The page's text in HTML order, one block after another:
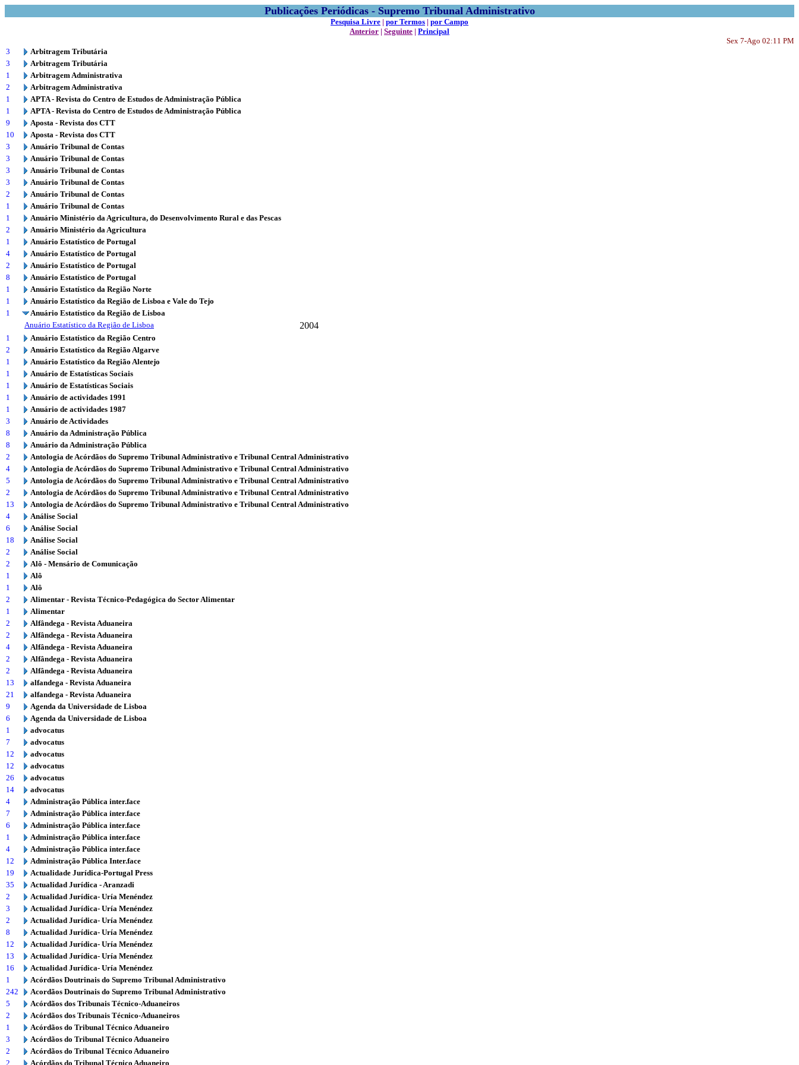
Publicações Periódicas - Supremo Tribunal Administrativo
Pesquisa Livre | por Termos | por Campo
Anterior | Seguinte | Principal
Sex 7-Ago 02:11 PM
3
Arbitragem Tributária
3
Arbitragem Tributária
1
Arbitragem Administrativa
2
Arbitragem Administrativa
1
APTA - Revista do Centro de Estudos de Administração Pública
1
APTA - Revista do Centro de Estudos de Administração Pública
9
Aposta - Revista dos CTT
10
Aposta - Revista dos CTT
3
Anuário Tribunal de Contas
3
Anuário Tribunal de Contas
3
Anuário Tribunal de Contas
3
Anuário Tribunal de Contas
2
Anuário Tribunal de Contas
1
Anuário Tribunal de Contas
1
Anuário Ministério da Agricultura, do Desenvolvimento Rural e das Pescas
2
Anuário Ministério da Agricultura
1
Anuário Estatístico de Portugal
4
Anuário Estatístico de Portugal
2
Anuário Estatístico de Portugal
8
Anuário Estatístico de Portugal
1
Anuário Estatístico da Região Norte
1
Anuário Estatístico da Região de Lisboa e Vale do Tejo
1
Anuário Estatístico da Região de Lisboa
Anuário Estatístico da Região de Lisboa
2004
1
Anuário Estatístico da Região Centro
2
Anuário Estatístico da Região Algarve
1
Anuário Estatístico da Região Alentejo
1
Anuário de Estatísticas Sociais
1
Anuário de Estatísticas Sociais
1
Anuário de actividades 1991
1
Anuário de actividades 1987
3
Anuário de Actividades
8
Anuário da Administração Pública
8
Anuário da Administração Pública
2
Antologia de Acórdãos do Supremo Tribunal Administrativo e Tribunal Central Administrativo
4
Antologia de Acórdãos do Supremo Tribunal Administrativo e Tribunal Central Administrativo
5
Antologia de Acórdãos do Supremo Tribunal Administrativo e Tribunal Central Administrativo
2
Antologia de Acórdãos do Supremo Tribunal Administrativo e Tribunal Central Administrativo
13
Antologia de Acórdãos do Supremo Tribunal Administrativo e Tribunal Central Administrativo
4
Análise Social
6
Análise Social
18
Análise Social
2
Análise Social
2
Alô - Mensário de Comunicação
1
Alô
1
Alô
2
Alimentar - Revista Técnico-Pedagógica do Sector Alimentar
1
Alimentar
2
Alfândega - Revista Aduaneira
2
Alfândega - Revista Aduaneira
4
Alfândega - Revista Aduaneira
2
Alfândega - Revista Aduaneira
2
Alfândega - Revista Aduaneira
13
alfandega - Revista Aduaneira
21
alfandega - Revista Aduaneira
9
Agenda da Universidade de Lisboa
6
Agenda da Universidade de Lisboa
1
advocatus
7
advocatus
12
advocatus
12
advocatus
26
advocatus
14
advocatus
4
Administração Pública inter.face
7
Administração Pública inter.face
6
Administração Pública inter.face
1
Administração Pública inter.face
4
Administração Pública inter.face
12
Administração Pública Inter.face
19
Actualidade Jurídica-Portugal Press
35
Actualidad Jurídica - Aranzadi
2
Actualidad Jurídica- Uría Menéndez
3
Actualidad Jurídica- Uría Menéndez
2
Actualidad Jurídica- Uría Menéndez
8
Actualidad Jurídica- Uría Menéndez
12
Actualidad Jurídica- Uría Menéndez
13
Actualidad Jurídica- Uría Menéndez
16
Actualidad Jurídica- Uría Menéndez
1
Acórdãos Doutrinais do Supremo Tribunal Administrativo
242
Acordãos Doutrinais do Supremo Tribunal Administrativo
5
Acórdãos dos Tribunais Técnico-Aduaneiros
2
Acórdãos dos Tribunais Técnico-Aduaneiros
1
Acórdãos do Tribunal Técnico Aduaneiro
3
Acórdãos do Tribunal Técnico Aduaneiro
2
Acórdãos do Tribunal Técnico Aduaneiro
2
Acórdãos do Tribunal Técnico Aduaneiro